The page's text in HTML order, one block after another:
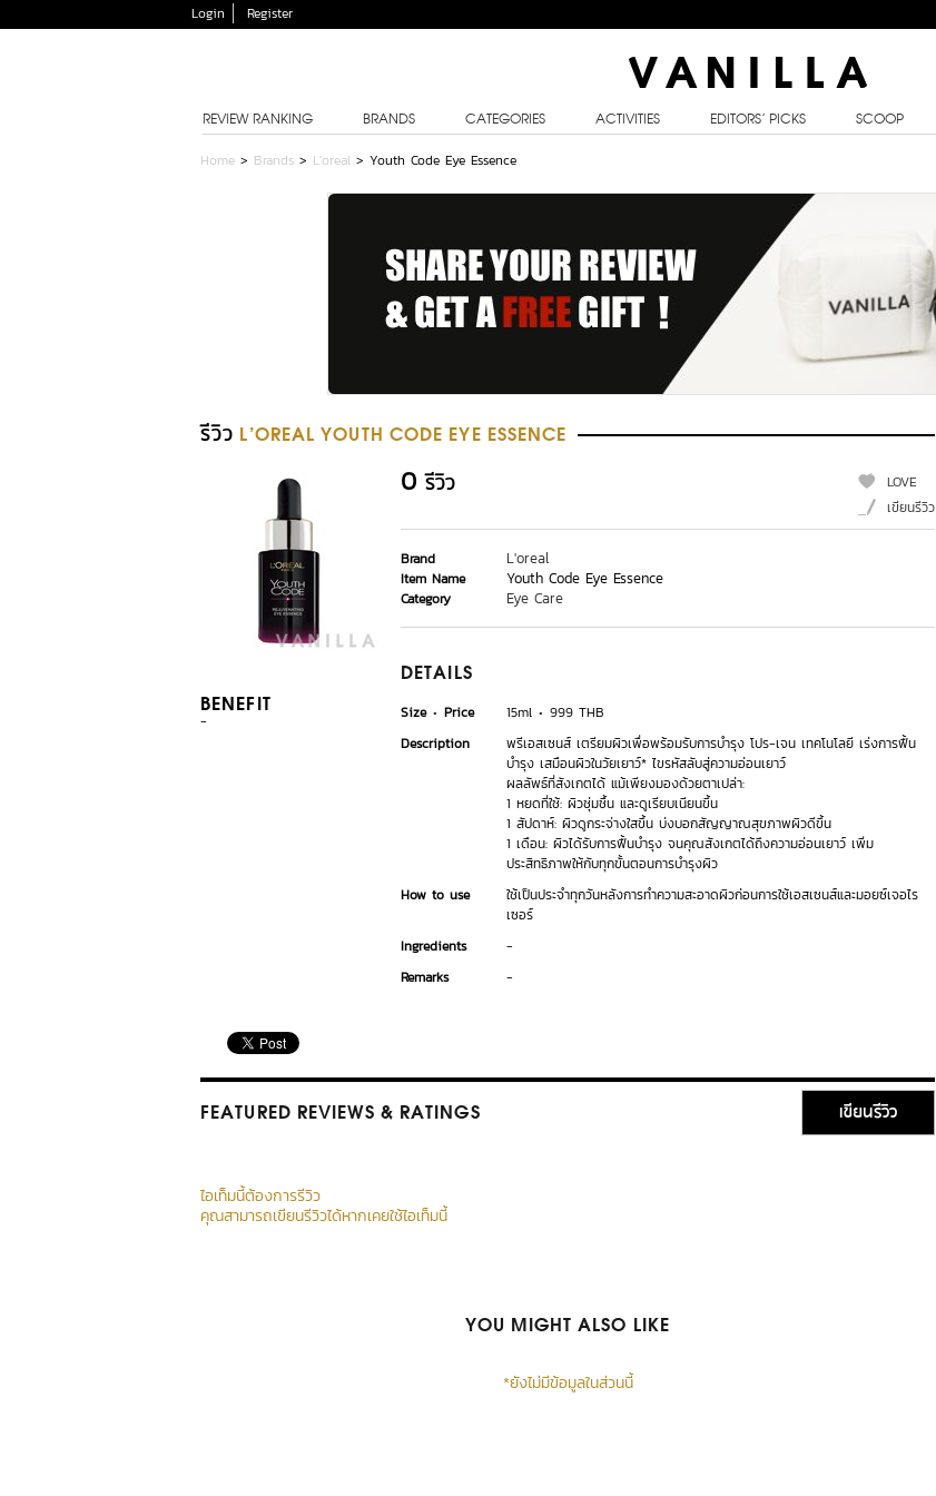
Login Register
REVIEW RANKING BRANDS CATEGORIES ACTIVITIES EDITORS’ PICKS SCOOP
Home > Brands > L'oreal > Youth Code Eye Essence
รีวิว L'OREAL YOUTH CODE EYE ESSENCE
BENEFIT
-
0 รีวิว
LOVE
เขียนรีวิว
Brand L'oreal
Item Name Youth Code Eye Essence
Category Eye Care
DETAILS
Size Price 15ml
999 THB
Description
พรีเอสเซนส์ เตรียมผิวเพื่อพร้อมรับการบำรุง โปร-เจน เทคโนโลยี เร่งการฟื้น
บำรุง เสมือนผิวในวัยเยาว์* ไขรหัสลับสู่ความอ่อนเยาว์
ผลลัพธ์ที่สังเกตได้ แม้เพียงมองด้วยตาเปล่า:
1 หยดที่ใช้: ผิวชุ่มชื้น และดูเรียบเนียนขึ้น
1 สัปดาห์: ผิวดูกระจ่างใสขึ้น บ่งบอกสัญญาณสุขภาพผิวดีขึ้น
1 เดือน: ผิวได้รับการฟื้นบำรุง จนคุณสังเกตได้ถึงความอ่อนเยาว์ เพิ่ม
ประสิทธิภาพให้กับทุกขั้นตอนการบำรุงผิว
How to use
ใช้เป็นประจำทุกวันหลังการทำความสะอาดผิวก่อนการใช้เอสเซนส์และมอยซ์เจอไร
เซอร์
Ingredients
-
Remarks
-
FEATURED REVIEWS & RATINGS เขียนรีวิว
ไอเท็มนี้ต้องการรีวิว
คุณสามารถเขียนรีวิวได้หากเคยใช้ไอเท็มนี้
YOU MIGHT ALSO LIKE
*ยังไม่มีข้อมูลในส่วนนี้